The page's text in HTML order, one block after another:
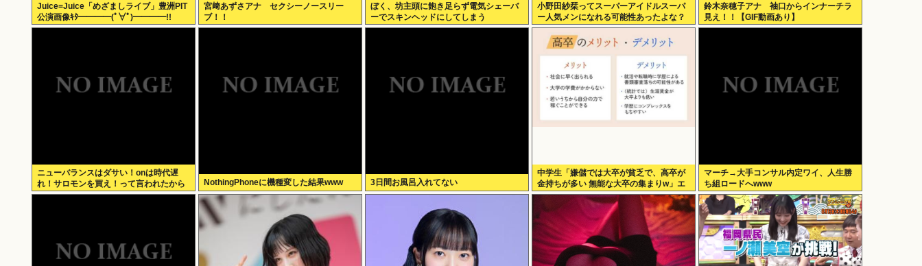
Juice=Juice「めざましライブ」豊洲PIT
公演画像ｷﾀ━━━━(ﾟ∀ﾟ)━━━━!!
宮﨑あずさアナ セクシーノースリー
ブ！！
ぼく、坊主頭に飽き足らず電気シェーバ
ーでスキンヘッドにしてしまう
小野田紗栞ってスーパーアイドルスーパ
ー人気メンになれる可能性あったよな？
鈴木奈穂子アナ 袖口からインナーチラ
見え！！【GIF動画あり】
ニューバランスはダサい！onは時代遅
れ！サロモンを買え！って言われたから
買ったんやが
NothingPhoneに機種変した結果www 3日間お風呂入れてない
中学生「嫌儲では大卒が貧乏で、高卒が
金持ちが多い 無能な大卒の集まりw」エ
ックスで一万いいね
マーチ→大手コンサル内定ワイ、人生勝
ち組ロードへwww